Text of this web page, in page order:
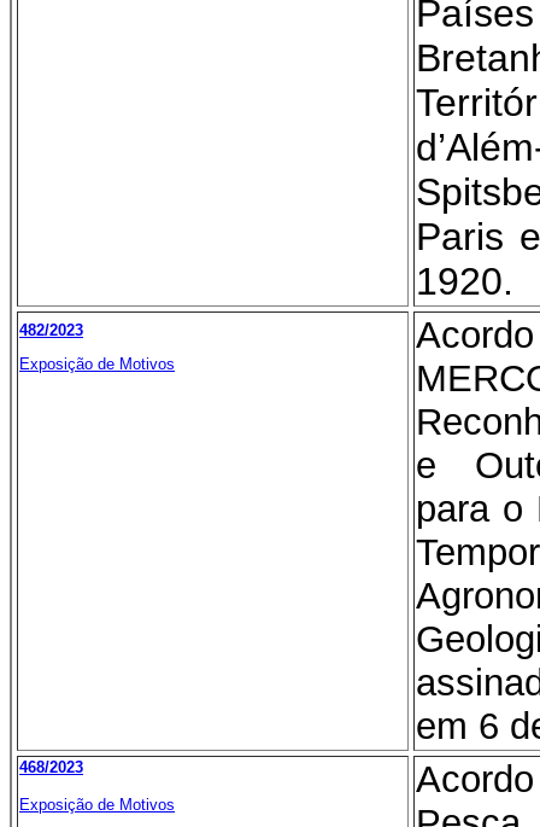
Paris
1920.
482/2023
Exposição de Motivos
e
para o
em 6
468/2023
Exposição de Motivos